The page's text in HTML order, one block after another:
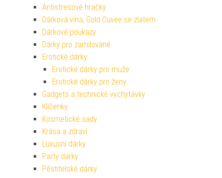
Antistresové hračky
Dárková vína, Gold Cuvee se zlatem
Dárkové poukazy
Dárky pro zamilované
Erotické dárky
Erotické dárky pro muže
Erotické dárky pro ženy
Gadgets a technické vychytávky
Klíčenky
Kosmetické sady
Krása a zdraví
Luxusní dárky
Party dárky
Pěstitelské dárky